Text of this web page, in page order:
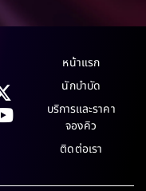
หน้าแรก
นักบำบัด
บริการและราคา
จองคิว
ติดต่อเรา